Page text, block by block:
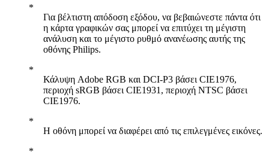
Για βέλτιστη απόδοση εξόδου, να βεβαιώνεστε πάντα ότι
η κάρτα γραφικών σας μπορεί να επιτύχει τη μέγιστη
ανάλυση και το μέγιστο ρυθμό ανανέωσης αυτής της
οθόνης Philips.
Κάλυψη Adobe RGB και DCI-P3 βάσει CIE1976,
περιοχή sRGB βάσει CIE1931, περιοχή NTSC βάσει
CIE1976.
Η οθόνη μπορεί να διαφέρει από τις επιλεγμένες εικόνες.